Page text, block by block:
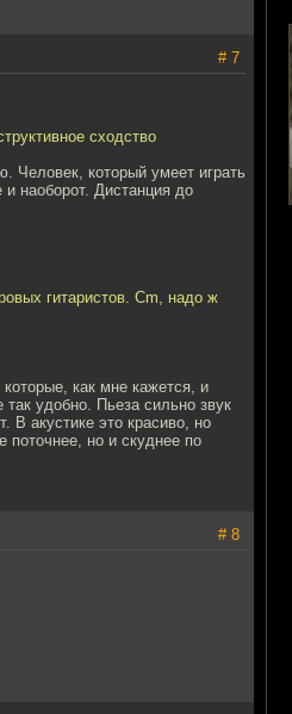
# 7
сходство
Человек, который умеет играть
и наоборот. Дистанция до
гитаристов. Cm, надо ж
которые, как мне кажется, и
удобно. Пьеза сильно звук
В акустике это красиво, но
поточнее, но и скуднее по
# 8